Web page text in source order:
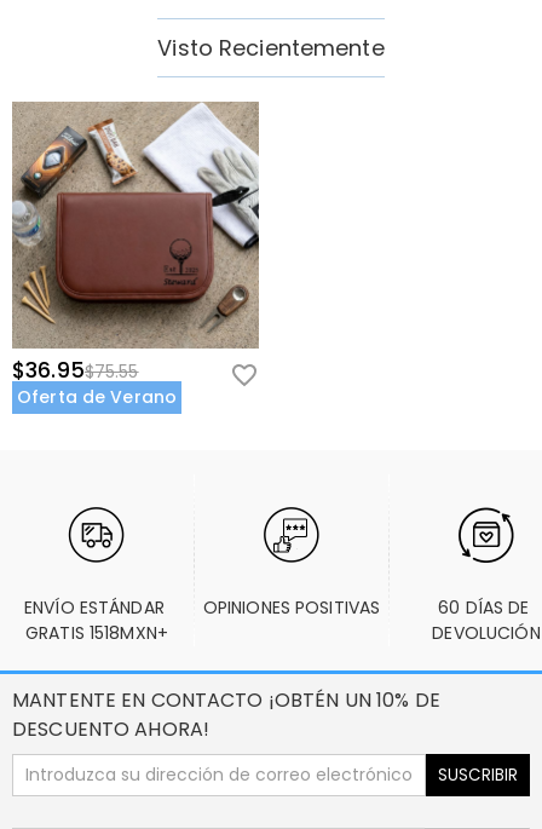
Visto Recientemente
$36.95$75.55
Oferta de Verano
ENVÍO ESTÁNDAR
GRATIS 1518MXN+
OPINIONES POSITIVAS
60 DÍAS DE
DEVOLUCIÓN
MANTENTE EN CONTACTO ¡OBTÉN UN 10% DE
DESCUENTO AHORA!
SUSCRIBIR